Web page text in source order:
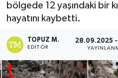
bölgede 12 yaşındaki bir
hayatını kaybetti.
TOPUZ M.
EDITÖR
28.09.2025 -